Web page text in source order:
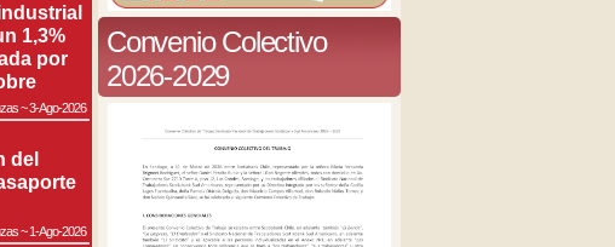
1,3%
por
~3-Ago-2026
del
~1-Ago-2026
Convenio Colectivo
2026-2029